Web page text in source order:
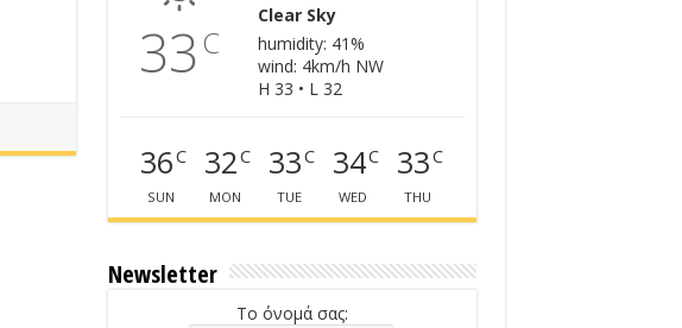
33C
Clear Sky
humidity: 41%
wind: 4km/h NW
H 33 • L 32
36C
SUN
32C
MON
33C
TUE
34C
WED
33C
THU
Newsletter
Το όνομά σας: